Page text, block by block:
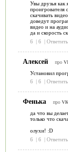
Увы друзья как
проигрователя
скачивать
доведут
видео и на
да и скорость
6
| 6 | Ответить
Алексей про
Установил
6
| 6 | Ответить
Фенька про
да что вы
только что
олухи! :D
6
| 6 | Ответить